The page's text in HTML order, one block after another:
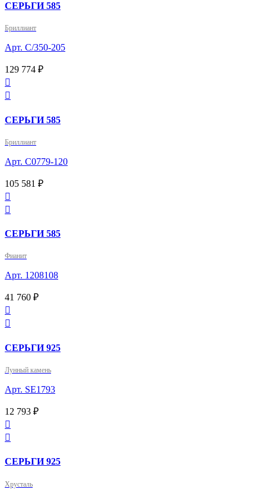
СЕРЬГИ 585
Бриллиант
Арт. С/350-205
129 774 ₽


СЕРЬГИ 585
Бриллиант
Арт. С0779-120
105 581 ₽


СЕРЬГИ 585
Фианит
Арт. 1208108
41 760 ₽


СЕРЬГИ 925
Лунный камень
Арт. SE1793
12 793 ₽


СЕРЬГИ 925
Хрусталь